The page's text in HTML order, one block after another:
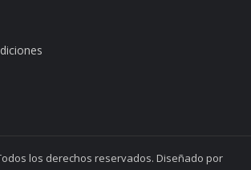
los derechos reservados. Diseñado por